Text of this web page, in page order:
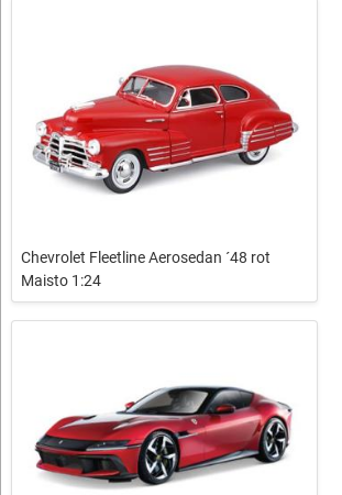
Chevrolet Fleetline Aerosedan ´48 rot
Maisto 1:24